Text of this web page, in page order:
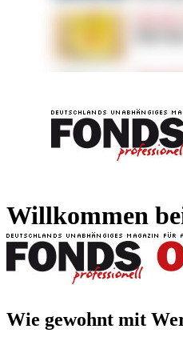
Willkommen
Wie gewohnt mit